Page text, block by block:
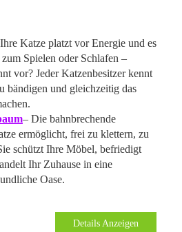
Katze platzt vor Energie und es
Spielen oder Schlafen –
vor? Jeder Katzenbesitzer kennt
bändigen und gleichzeitig das
– Die bahnbrechende
ermöglicht, frei zu klettern, zu
schützt Ihre Möbel, befriedigt
Ihr Zuhause in eine
Oase.
Details Anzeigen